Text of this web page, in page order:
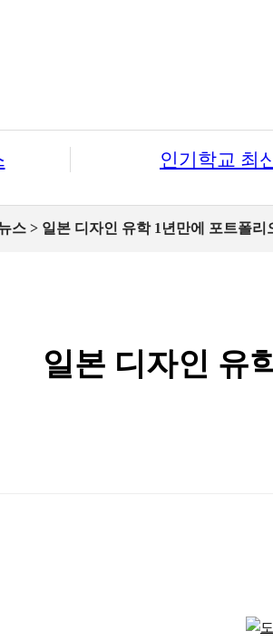
인기학교 최
스 > 일본 디자인 유학 1년만에 포트폴리
일본 디자인 유